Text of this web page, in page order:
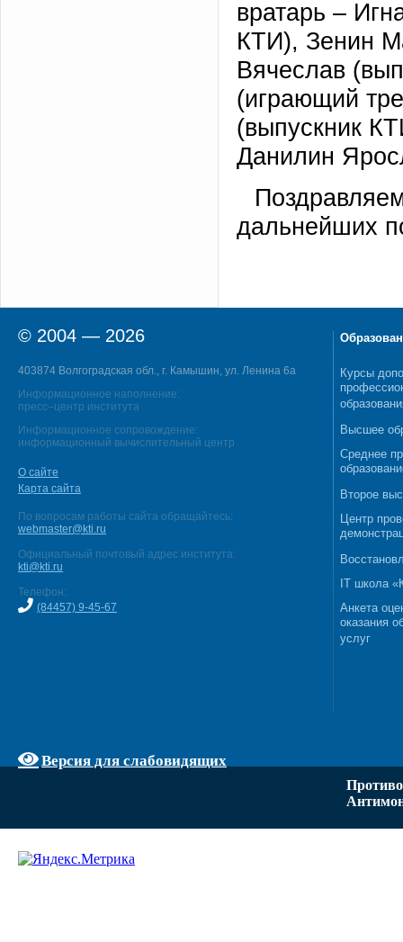
вратарь –
КТИ), Зенин
Вячеслав
(играющий
(выпускник
Данилин
дальнейших
© 2004 — 2026
403874 Волгоградская обл., г. Камышин, ул. Ленина 6а
Информационное наполнение:
пресс–центр института
Информационное сопровождение:
информационный вычислительный центр
О сайте
Карта сайта
По вопросам работы сайта обращайтесь:
webmaster@kti.ru
Официальный почтовый адрес института:
kti@kti.ru
Телефон:
(84457) 9-45-67
Версия для слабовидящих
Курсы
Высшее
Среднее
Второе
Центр
IT школа
Анкета
оказания
услуг